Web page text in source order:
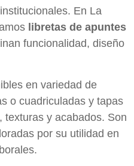
En La
libretas de apuntes
funcionalidad, diseño
en variedad de
o cuadriculadas y tapas
texturas y acabados. Son
por su utilidad en